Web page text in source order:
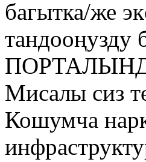
багытка/же
Мисалы сиз
Кошумча